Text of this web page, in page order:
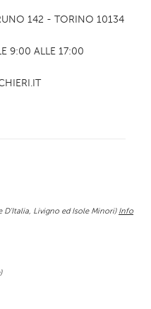
142 - TORINO 10134
9:00 ALLE 17:00
D'Italia, Livigno ed Isole Minori) Info